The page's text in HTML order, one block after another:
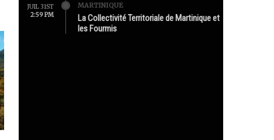
JUIL 31ST
2:59 PM
MARTINIQUE
La Collectivité Territoriale de Martinique et
les Fourmis